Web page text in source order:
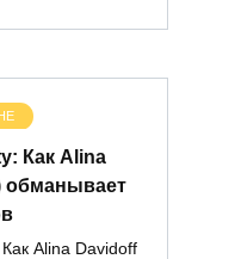
Как Alina
обманывает
Alina Davidoff